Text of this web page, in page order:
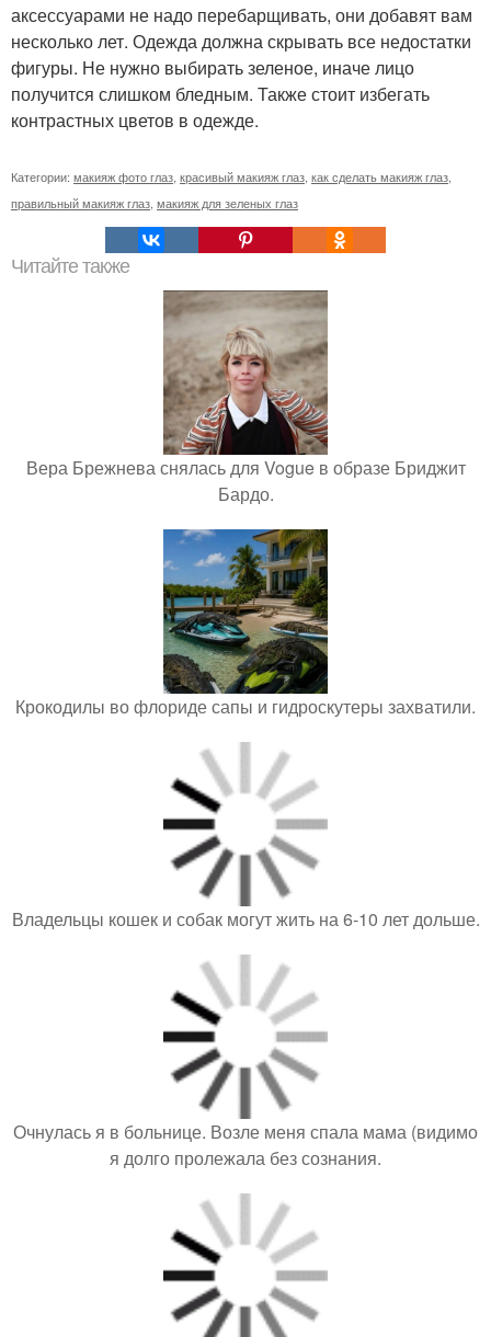
аксессуарами не надо перебарщивать, они добавят вам
несколько лет. Одежда должна скрывать все недостатки
фигуры. Не нужно выбирать зеленое, иначе лицо
получится слишком бледным. Также стоит избегать
контрастных цветов в одежде.
Категории: макияж фото глаз, красивый макияж глаз, как сделать макияж глаз,
правильный макияж глаз, макияж для зеленых глаз
Читайте также
Вера Брежнева снялась для Vogue в образе Бриджит
Бардо.
Крокодилы во флориде сапы и гидроскутеры захватили.
Владельцы кошек и собак могут жить на 6-10 лет дольше.
Очнулась я в больнице. Возле меня спала мама (видимо
я долго пролежала без сознания.